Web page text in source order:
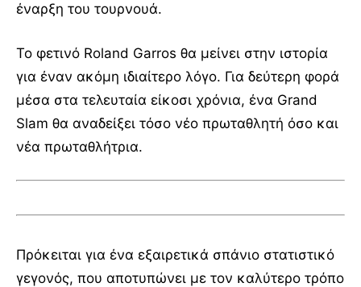
έναρξη του τουρνουά.
Το φετινό Roland Garros θα μείνει στην ιστορία
για έναν ακόμη ιδιαίτερο λόγο. Για δεύτερη φορά
μέσα στα τελευταία είκοσι χρόνια, ένα Grand
Slam θα αναδείξει τόσο νέο πρωταθλητή όσο και
νέα πρωταθλήτρια.
Πρόκειται για ένα εξαιρετικά σπάνιο στατιστικό
γεγονός, που αποτυπώνει με τον καλύτερο τρόπο